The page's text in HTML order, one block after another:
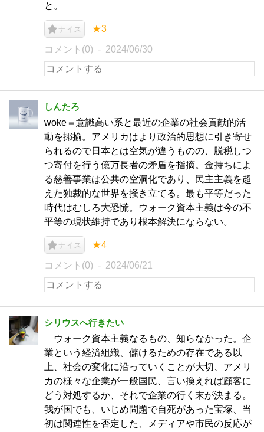
と。
ナイス ★3
コメント(0) 2024/06/30
しんたろ
woke＝意識高い系と最近の企業の社会貢献的活
動を揶揄。アメリカはより政治的思想に引き寄せ
られるので日本とは空気が違うものの、脱税しつ
つ寄付を行う億万長者の矛盾を指摘。金持ちによ
る慈善事業は公共の空洞化であり、民主主義を超
えた独裁的な世界を掻き立てる。最も平等だった
時代はむしろ大恐慌。ウォーク資本主義は今の不
平等の現状維持であり根本解決にならない。
ナイス ★4
コメント(0) 2024/06/21
シリウスへ行きたい
ウォーク資本主義なるもの、知らなかった。企
業という経済組織、儲けるための存在である以
上、社会の変化に沿っていくことが大切、アメリ
カの様々な企業が一般国民、言い換えれば顧客に
どう対処するか、それで企業の行く末が決まる。
我が国でも、いじめ問題で自死があった宝塚、当
初は関連性を否定した、メディアや市民の反応が